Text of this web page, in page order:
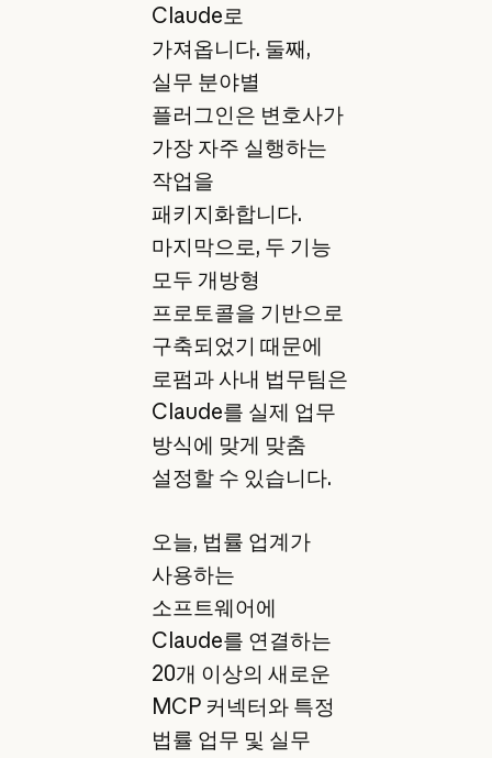
Claude로
가져옵니다. 둘째,
실무 분야별
플러그인은 변호사가
가장 자주 실행하는
작업을
패키지화합니다.
마지막으로, 두 기능
모두 개방형
프로토콜을 기반으로
구축되었기 때문에
로펌과 사내 법무팀은
Claude를 실제 업무
방식에 맞게 맞춤
설정할 수 있습니다.
오늘, 법률 업계가
사용하는
소프트웨어에
Claude를 연결하는
20개 이상의 새로운
MCP 커넥터와 특정
법률 업무 및 실무